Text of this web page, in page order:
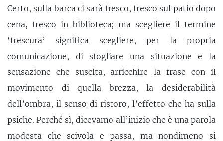
Certo, sulla barca ci sarà fresco, fresco sul patio dopo
cena, fresco in biblioteca; ma scegliere il termine
‘frescura’ significa scegliere, per la propria
comunicazione, di sfogliare una situazione e la
sensazione che suscita, arricchire la frase con il
movimento di quella brezza, la desiderabilità
dell’ombra, il senso di ristoro, l’effetto che ha sulla
psiche. Perché sì, dicevamo all’inizio che è una parola
modesta che scivola e passa, ma nondimeno si